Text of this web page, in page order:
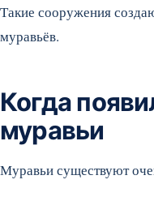
Такие сооружения
муравьёв.
Когда
муравьи
Муравьи существуют